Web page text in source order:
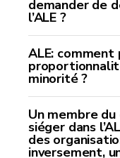
demander de
l’ALE ?
ALE:
minorité ?
Un membre
siéger dans
des
inversement,